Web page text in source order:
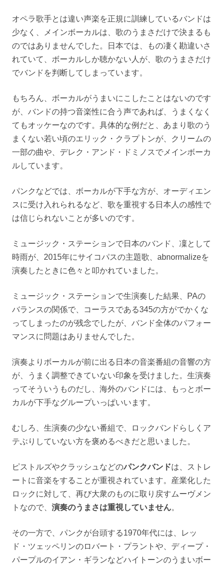
オペラ歌手とは違い声楽を正規に訓練しているバンドは
少なく、メインボーカルは、歌のうまさだけで決まるも
のではありませんでした。日本では、もの凄く勘違いさ
れていて、ボーカルしか聴かない人が、歌のうまさだけ
でバンドを判断してしまっています。
もちろん、ボーカルがうまいにこしたことはないのです
が、バンドの持つ音楽性に合う声であれば、うまくなく
てもオッケーなのです。具体的な例だと、あまり歌のう
まくない若い頃のエリック・クラプトンが、クリームの
一部の曲や、デレク・アンド・ドミノスでメインボーカ
ルしています。
パンクなどでは、ボーカルが下手な方が、オーディエン
スに受け入れられるなど、歌を重視する日本人の感性で
は信じられないことが多いのです。
ミュージック・ステーションで日本のバンド、凜として
時雨が、2015年にサイコパスの主題歌、abnormalizeを
演奏したときに色々と叩かれていました。
ミュージック・ステーションで生演奏した結果、PAの
バランスの関係で、コーラスである345の方がでかくな
ってしまったのが残念でしたが、バンド全体のパフォー
マンスに問題はありませんでした。
演奏よりボーカルが前に出る日本の音楽番組の音響の方
が、うまく調整できていない印象を受けました。生演奏
ってそういうものだし、海外のバンドには、もっとボー
カルが下手なグループいっぱいいます。
むしろ、生演奏の少ない番組で、ロックバンドらしくア
テぶりしていない方を褒めるべきだと思いました。
ピストルズやクラッシュなどのパンクバンドは、ストレ
ートに音楽をすることが重視されています。産業化した
ロックに対して、再び大衆のものに取り戻すムーヴメン
トなので、 演奏のうまさは重視していません。
その一方で、パンクが台頭する1970年代には、レッ
ド・ツェッペリンのロバート・プラントや、ディープ・
パープルのイアン・ギランなどハイトーンのうまいボー